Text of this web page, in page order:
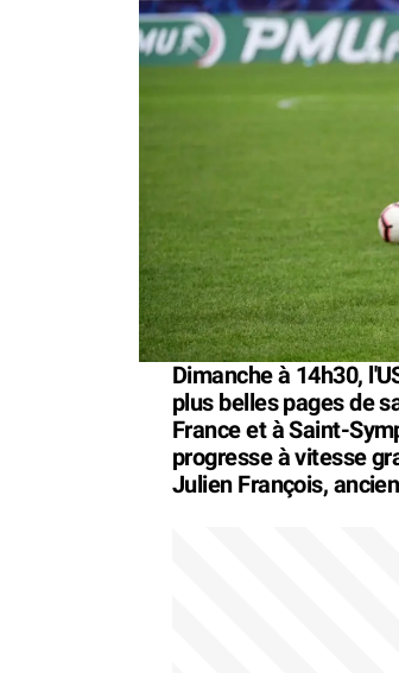
Dimanche à 14h30,
plus belles pages de
France et à Saint-
progresse à vitesse
Julien François,